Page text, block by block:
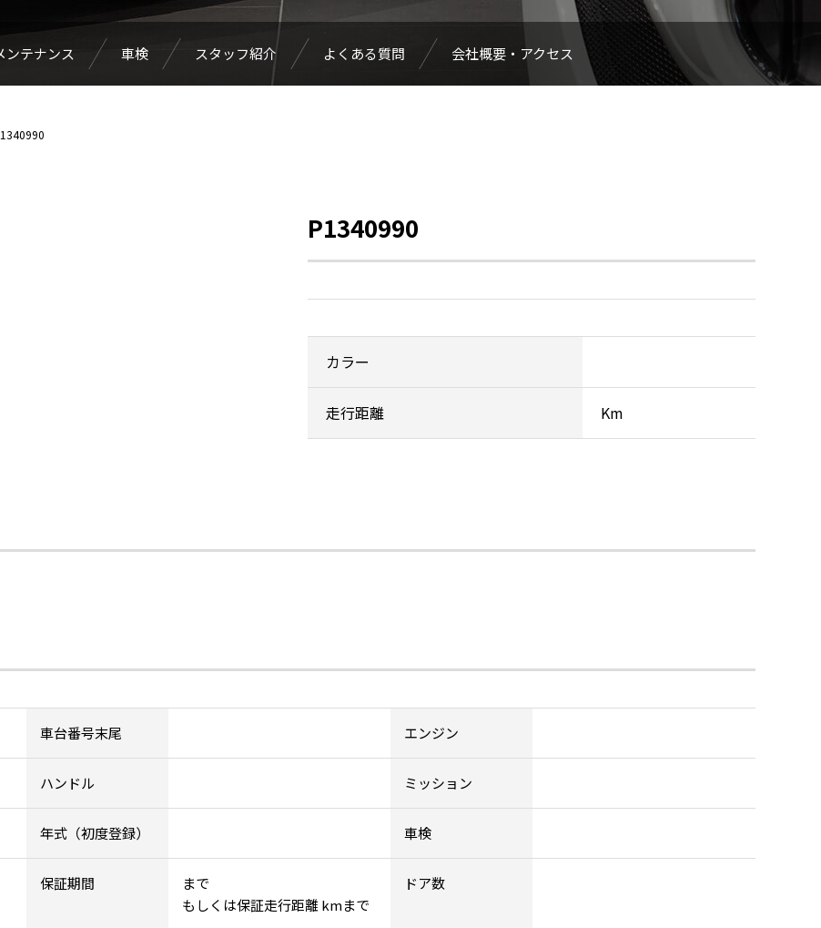
ンテナンス 車検 スタッフ紹介 よくある質問 会社概要・アクセス
P1340990
カラー
走行距離 Km
車台番号末尾 エンジン
ハンドル ミッション
年式（初度登録） 車検
保証期間
まで
もしくは保証走行距離 kmまで
ドア数